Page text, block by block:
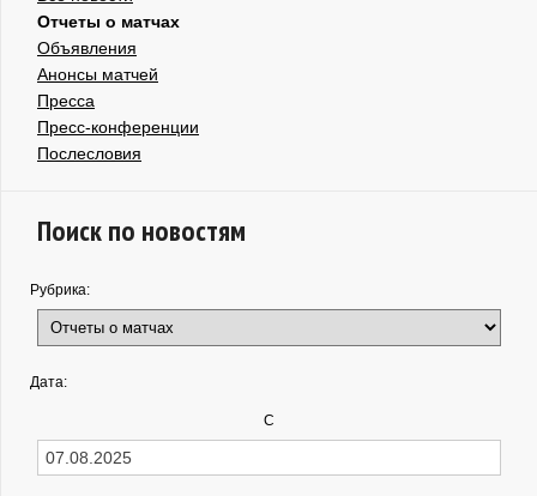
Отчеты о матчах
Объявления
Анонсы матчей
Пресса
Пресс-конференции
Послесловия
Поиск по новостям
Рубрика:
Дата:
С